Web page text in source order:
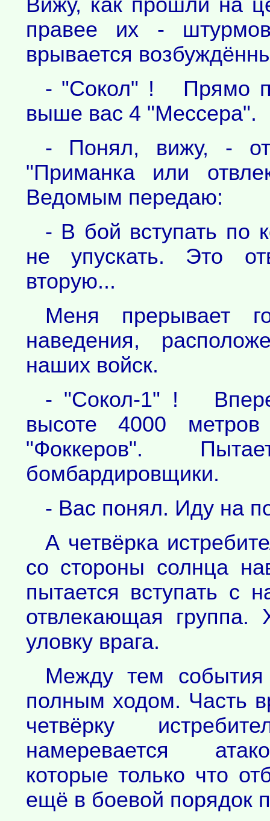
правее их -
врывается
- "Сокол" ! Прямо
выше вас 4 "Мессера".
- Понял, вижу, -
"Приманка или
Ведомым передаю:
- В бой вступать по
не упускать. Это
вторую...
Меня прерывает
наведения,
наших войск.
- "Сокол-1" !
высоте 4000
"Фоккеров".
бомбардировщики.
- Вас понял. Иду на
А четвёрка
со стороны солнца
пытается вступать с
отвлекающая
уловку врага.
Между тем события
полным ходом. Часть
четвёрку
намеревается
которые только что
ещё в боевой порядок